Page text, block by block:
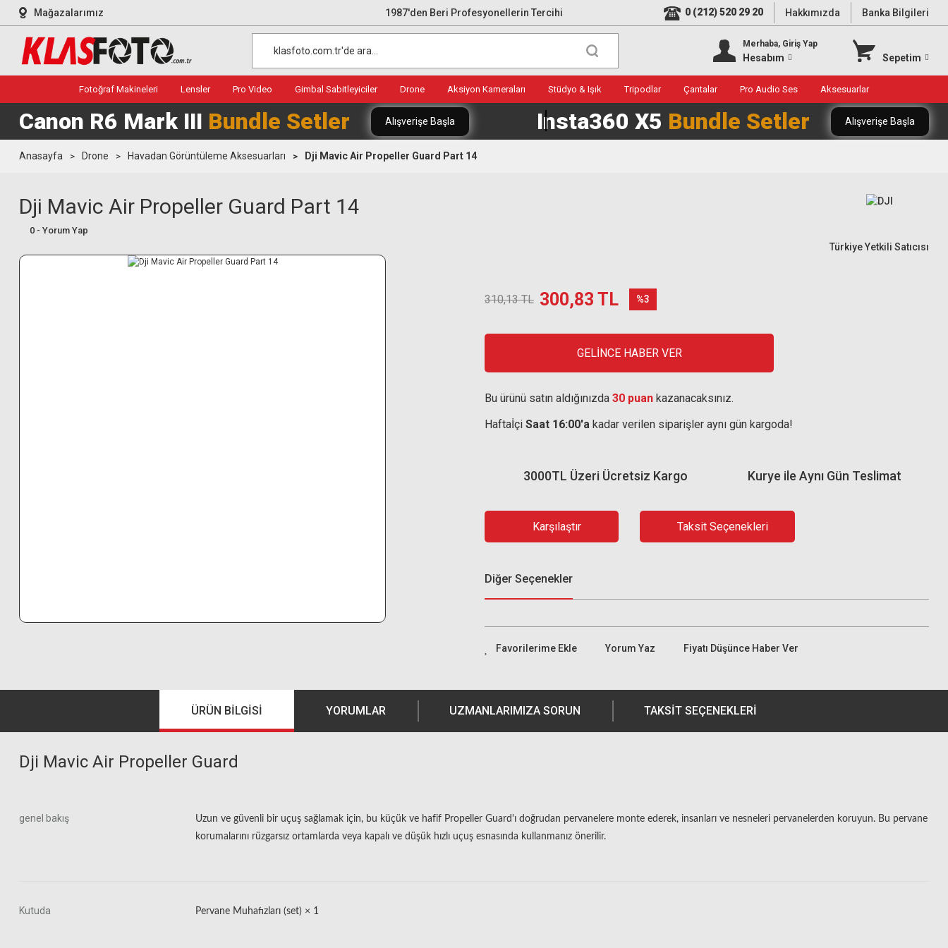
Mağazalarımız 1987'den Beri Profesyonellerin Tercihi 0 (212) 520 29 20 Hakkımızda Banka Bilgileri
Merhaba, Giriş Yap
Hesabım Sepetim
Fotoğraf Makineleri Lensler Pro Video Gimbal Sabitleyiciler Drone Aksiyon Kameraları Stüdyo & Işık Tripodlar Çantalar Pro Audio Ses Aksesuarlar
Canon R6 Mark III Bundle Setler Alışverişe Başla Insta360 X5 Bundle Setler Alışverişe Başla
Anasayfa Drone Havadan Görüntüleme Aksesuarları Dji Mavic Air Propeller Guard Part 14
Dji Mavic Air Propeller Guard Part 14
0 - Yorum Yap
Türkiye Yetkili Satıcısı
310,13 TL 300,83 TL %3
GELİNCE HABER VER
Bu ürünü satın aldığınızda 30 puan kazanacaksınız.
Haftaİçi Saat 16:00'a kadar verilen siparişler aynı gün kargoda!
Kurye ile Aynı Gün Teslimat
3000TL Üzeri Ücretsiz Kargo
Karşılaştır Taksit Seçenekleri
Diğer Seçenekler
Yorum Yaz Fiyatı Düşünce Haber Ver
ÜRÜN BILGISI YORUMLAR UZMANLARIMIZA SORUN TAKSIT SEÇENEKLERI
Dji Mavic Air Propeller Guard
genel bakış
Uzun ve güvenli bir uçuş sağlamak için, bu küçük ve hafif Propeller Guard'ı doğrudan pervanelere monte ederek, insanları ve nesneleri pervanelerden koruyun. Bu pervane
korumalarını rüzgarsız ortamlarda veya kapalı ve düşük hızlı uçuş esnasında kullanmanız önerilir.
Kutuda Pervane Muhafızları (set) × 1